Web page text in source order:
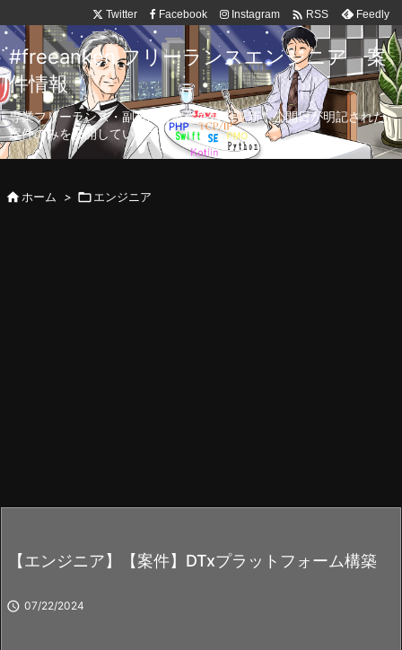
Twitter Facebook Instagram  RSS Feedly
#freeanken フリーランスエンジニア 案
件情報
専業フリーランス・副業向け案件を毎日更新！公開日が明記された
案件のみを公開しています。
ホーム > エンジニア
【エンジニア】【案件】DTxプラットフォーム構築
 07/22/2024